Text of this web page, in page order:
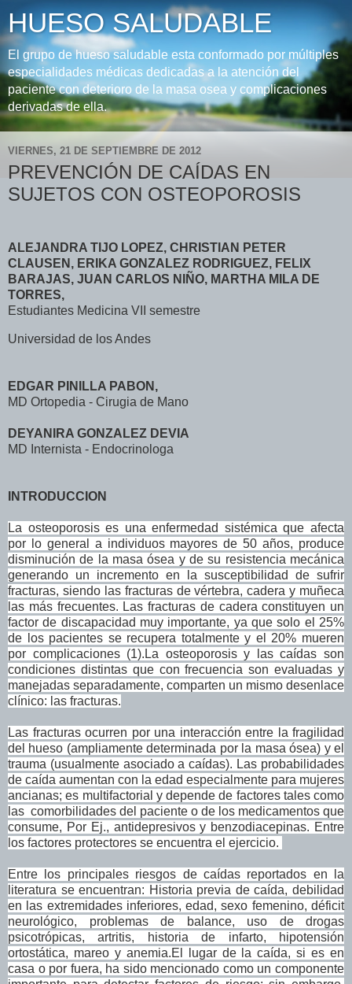
HUESO SALUDABLE
El grupo de hueso saludable esta conformado por múltiples
especialidades médicas dedicadas a la atención del
paciente con deterioro de la masa osea y complicaciones
derivadas de ella.
VIERNES, 21 DE SEPTIEMBRE DE 2012
PREVENCIÓN DE CAÍDAS EN
SUJETOS CON OSTEOPOROSIS
ALEJANDRA TIJO LOPEZ, CHRISTIAN PETER
CLAUSEN, ERIKA GONZALEZ RODRIGUEZ, FELIX
BARAJAS, JUAN CARLOS NI ÑO, MARTHA MILA DE
TORRES,
Estudiantes Medicina VII semestre
Universidad de los Andes
EDGAR PINILLA PABON,
MD Ortopedia - Cirugia de Mano
DEYANIRA GONZALEZ DEVIA
MD Internista - Endocrinologa
INTRODUCCION
La osteoporosis es una enfermedad sistémica que afecta
por lo general a individuos mayores de 50 años, produce
disminución de la masa ósea y de su resistencia mecánica
generando un incremento en la susceptibilidad de sufrir
fracturas, siendo las fracturas de vértebra, cadera y muñeca
las más frecuentes. Las fracturas de cadera constituyen un
factor de discapacidad muy importante, ya que solo el 25%
de los pacientes se recupera totalmente y el 20% mueren
por complicaciones (1). La osteoporosis y las caídas son
condiciones distintas que con frecuencia son evaluadas y
manejadas separadamente, comparten un mismo desenlace
clínico: las fracturas.
Las fracturas ocurren por una interacción entre la fragilidad
del hueso (ampliamente determinada por la masa ósea) y el
trauma (usualmente asociado a caídas). Las probabilidades
de caída aumentan con la edad especialmente para mujeres
ancianas; es multifactorial y depende de factores tales como
las comorbilidades del paciente o de los medicamentos que
consume, Por Ej., antidepresivos y benzodiacepinas. Entre
los factores protectores se encuentra el ejercicio.
Entre los principales riesgos de caídas reportados en la
literatura se encuentran: Historia previa de caída, debilidad
en las extremidades inferiores, edad, sexo femenino, déficit
neurológico, problemas de balance, uso de drogas
psicotrópicas, artritis, historia de infarto, hipotensión
ortostática, mareo y anemia.El lugar de la caída, si es en
casa o por fuera, ha sido mencionado como un componente